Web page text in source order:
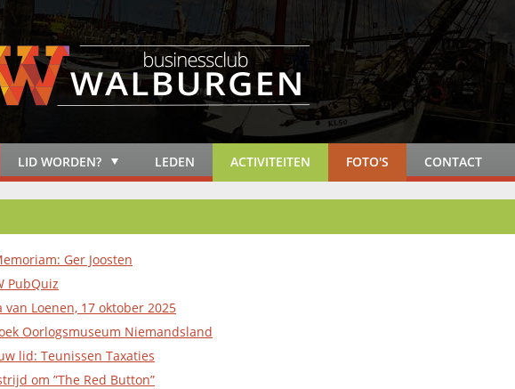
LID WORDEN? LEDEN ACTIVITEITEN FOTO'S CONTACT
Ger Joosten
PubQuiz
van Loenen, 17 oktober 2025
Oorlogsmuseum Niemandsland
lid: Teunissen Taxaties
om ”The Red Button”